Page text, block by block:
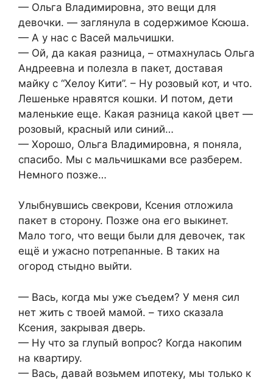
— Ольга Владимировна, это вещи для
девочки. — заглянула в содержимое Ксюша.
— А у нас с Васей мальчишки.
— Ой, да какая разница, – отмахнулась Ольга
Андреевна и полезла в пакет, доставая
майку с “Хелоу Кити”. – Ну розовый кот, и что.
Лешеньке нравятся кошки. И потом, дети
маленькие еще. Какая разница какой цвет —
розовый, красный или синий…
— Хорошо, Ольга Владимировна, я поняла,
спасибо. Мы с мальчишками все разберем.
Немного позже…
Улыбнувшись свекрови, Ксения отложила
пакет в сторону. Позже она его выкинет.
Мало того, что вещи были для девочек, так
ещё и ужасно потрепанные. В таких на
огород стыдно выйти.
— Вась, когда мы уже съедем? У меня сил
нет жить с твоей мамой. – тихо сказала
Ксения, закрывая дверь.
— Ну что за глупый вопрос? Когда накопим
на квартиру.
— Вась, давай возьмем ипотеку, мы только к